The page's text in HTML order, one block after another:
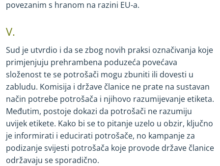
povezanim s hranom na razini EU-a.
V.
Sud je utvrdio i da se zbog novih praksi označivanja koje
primjenjuju prehrambena poduzeća povećava
složenost te se potrošači mogu zbuniti ili dovesti u
zabludu. Komisija i države članice ne prate na sustavan
način potrebe potrošača i njihovo razumijevanje etiketa.
Međutim, postoje dokazi da potrošači ne razumiju
uvijek etikete. Kako bi se to pitanje uzelo u obzir, ključno
je informirati i educirati potrošače, no kampanje za
podizanje svijesti potrošača koje provode države članice
održavaju se sporadično.